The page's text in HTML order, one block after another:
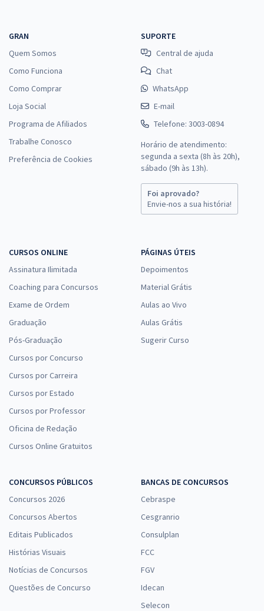
GRAN
Quem Somos
Como Funciona
Como Comprar
Loja Social
Programa de Afiliados
Trabalhe Conosco
Preferência de Cookies
SUPORTE
Central de ajuda
Chat
WhatsApp
E-mail
Telefone: 3003-0894
Horário de atendimento:
segunda a sexta (8h às 20h),
sábado (9h às 13h).
Foi aprovado?
Envie-nos a sua história!
CURSOS ONLINE
Assinatura Ilimitada
Coaching para Concursos
Exame de Ordem
Graduação
Pós-Graduação
Cursos por Concurso
Cursos por Carreira
Cursos por Estado
Cursos por Professor
Oficina de Redação
Cursos Online Gratuitos
PÁGINAS ÚTEIS
Depoimentos
Material Grátis
Aulas ao Vivo
Aulas Grátis
Sugerir Curso
CONCURSOS PÚBLICOS
Concursos 2026
Concursos Abertos
Editais Publicados
Histórias Visuais
Notícias de Concursos
Questões de Concurso
BANCAS DE CONCURSOS
Cebraspe
Cesgranrio
Consulplan
FCC
FGV
Idecan
Selecon